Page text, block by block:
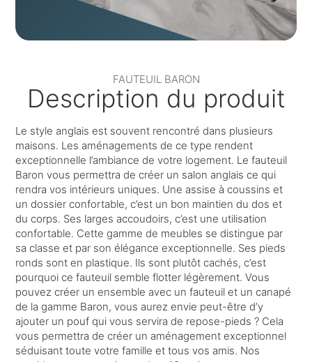
FAUTEUIL BARON
Description du produit
Le style anglais est souvent rencontré dans plusieurs
maisons. Les aménagements de ce type rendent
exceptionnelle l’ambiance de votre logement. Le fauteuil
Baron vous permettra de créer un salon anglais ce qui
rendra vos intérieurs uniques. Une assise à coussins et
un dossier confortable, c’est un bon maintien du dos et
du corps. Ses larges accoudoirs, c’est une utilisation
confortable. Cette gamme de meubles se distingue par
sa classe et par son élégance exceptionnelle. Ses pieds
ronds sont en plastique. Ils sont plutôt cachés, c’est
pourquoi ce fauteuil semble flotter légèrement. Vous
pouvez créer un ensemble avec un fauteuil et un canapé
de la gamme Baron, vous aurez envie peut-être d’y
ajouter un pouf qui vous servira de repose-pieds ? Cela
vous permettra de créer un aménagement exceptionnel
séduisant toute votre famille et tous vos amis. Nos